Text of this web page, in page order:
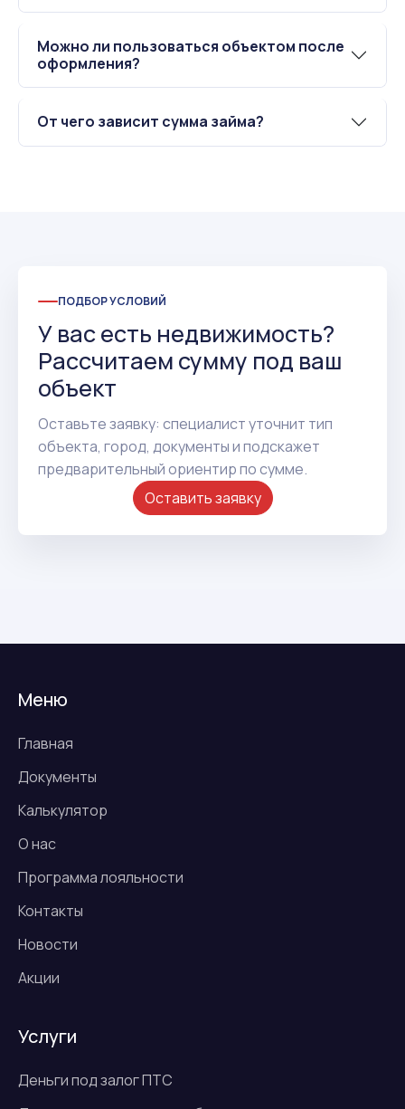
Можно ли пользоваться объектом после
оформления?
От чего зависит сумма займа?
ПОДБОР УСЛОВИЙ
У вас есть недвижимость?
Рассчитаем сумму под ваш
объект
Оставьте заявку: специалист уточнит тип
объекта, город, документы и подскажет
предварительный ориентир по сумме.
Оставить заявку
Меню
Главная
Документы
Калькулятор
О нас
Программа лояльности
Контакты
Новости
Акции
Услуги
Деньги под залог ПТС